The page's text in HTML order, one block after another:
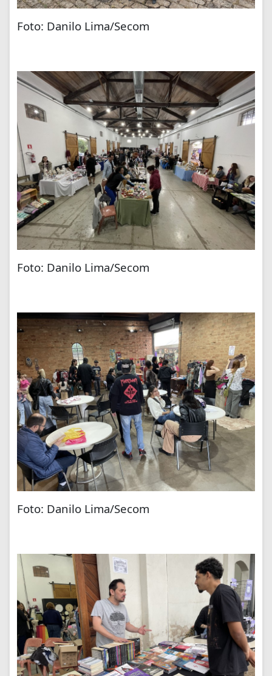
Foto: Danilo Lima/Secom
Foto: Danilo Lima/Secom
Foto: Danilo Lima/Secom